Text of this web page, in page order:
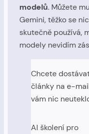
modelů. Můžete
Gemini, těžko se
skutečně používá,
modely nevidím
Chcete
články na e-
vám nic
AI školení pro